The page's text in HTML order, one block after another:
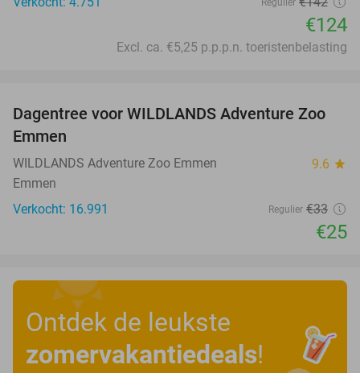
Regulier
€124
Excl. ca. €5,25 p.p.p.n. toeristenbelasting
24%
Dagentree voor WILDLANDS Adventure Zoo
Emmen
WILDLANDS Adventure Zoo Emmen 9.6 star
Emmen
Verkocht: 16.991
Regulier €33
€25
Ontdek de leukste
zomervakantiedeals!